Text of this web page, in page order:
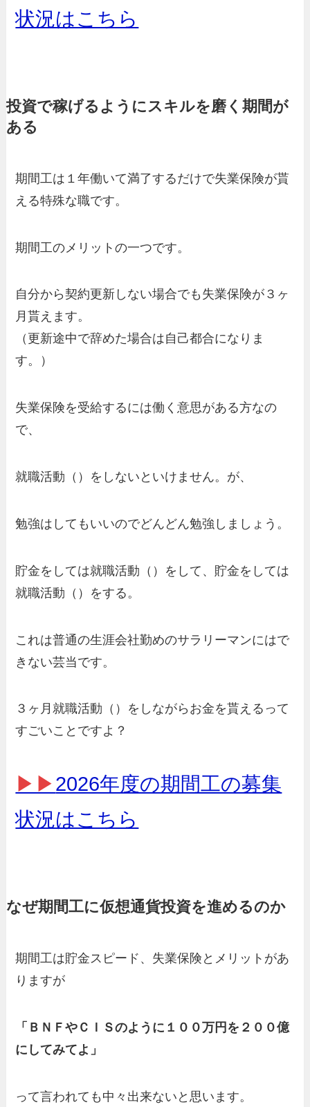
状況はこちら
投資で稼げるようにスキルを磨く期間が
ある
期間工は１年働いて満了するだけで失業保険が貰
える特殊な職です。
期間工のメリットの一つです。
自分から契約更新しない場合でも失業保険が３ヶ
月貰えます。
（更新途中で辞めた場合は自己都合になりま
す。）
失業保険を受給するには働く意思がある方なの
で、
就職活動（）をしないといけません。が、
勉強はしてもいいのでどんどん勉強しましょう。
貯金をしては就職活動（）をして、貯金をしては
就職活動（）をする。
これは普通の生涯会社勤めのサラリーマンにはで
きない芸当です。
３ヶ月就職活動（）をしながらお金を貰えるって
すごいことですよ？
▶▶2026年度の期間工の募集
状況はこちら
なぜ期間工に仮想通貨投資を進めるのか
期間工は貯金スピード、失業保険とメリットがあ
りますが
「ＢＮＦやＣＩＳのように１００万円を２００億
にしてみてよ」
って言われても中々出来ないと思います。